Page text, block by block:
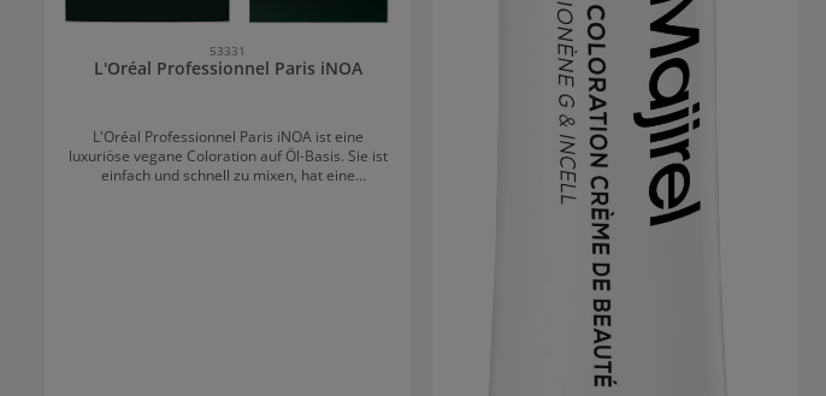
53331
L'Oréal Professionnel Paris iNOA
L'Oréal Professionnel Paris iNOA ist eine
luxuriöse vegane Coloration auf Öl-Basis. Sie ist
einfach und schnell zu mixen, hat eine